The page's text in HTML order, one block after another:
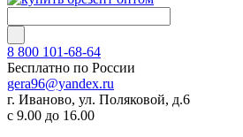
8 800 101-68-64
Бесплатно по России
gera96@yandex.ru
г. Иваново, ул. Поляковой, д.6
с 9.00 до 16.00